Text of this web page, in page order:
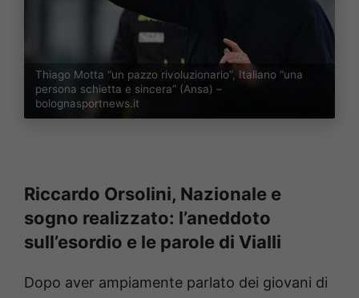
Thiago Motta “un pazzo rivoluzionario”, Italiano “una
persona schietta e sincera” (Ansa) –
bolognasportnews.it
Riccardo Orsolini, Nazionale e
sogno realizzato: l’aneddoto
sull’esordio e le parole di Vialli
Dopo aver ampiamente parlato dei giovani di